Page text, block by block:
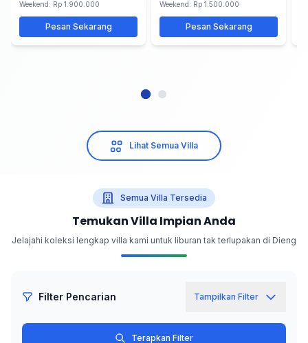
Weekend: Rp 1.900.000
Pesan Sekarang
Weekend: Rp 1.500.000
Pesan Sekarang
Lihat Semua Villa
Semua Villa Tersedia
Temukan Villa Impian Anda
Jelajahi koleksi lengkap villa kami untuk liburan tak terlupakan di Dieng
Filter Pencarian Tampilkan Filter
Terapkan Filter